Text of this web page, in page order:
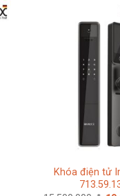
Khóa điện tử